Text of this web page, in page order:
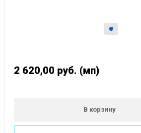
2 620,00 руб. (мп)
В корзину